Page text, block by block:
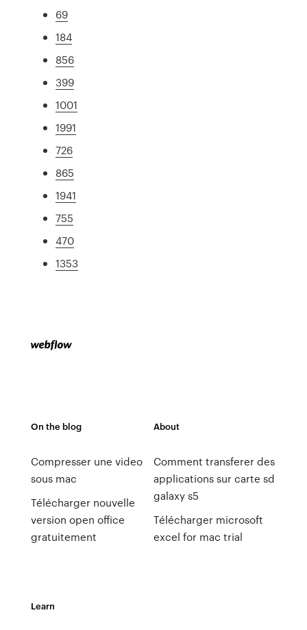
69
184
856
399
1001
1991
726
865
1941
755
470
1353
On the blog
Compresser une video
sous mac
Télécharger nouvelle
version open office
gratuitement
About
Comment transferer des
applications sur carte sd
galaxy s5
Télécharger microsoft
excel for mac trial
Learn